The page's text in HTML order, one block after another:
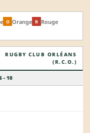
O Orange R Rouge
RUGBY CLUB ORLÉANS
(R.C.O.)
- 10